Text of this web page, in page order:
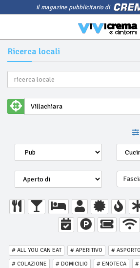
il magazine pubblicitario di
Ricerca locali
# ALL YOU CAN EAT # APERITIVO # ASPORTO
# COLAZIONE
# DOMICILIO # ENOTECA
#